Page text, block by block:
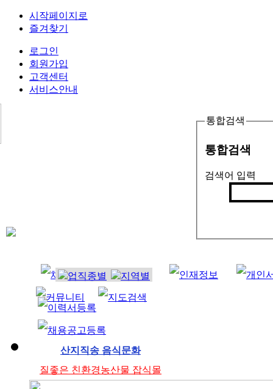
시작페이지로
즐겨찾기
로그인
회원가입
고객센터
서비스안내
통합검색
통합검색
검색어 입력
산지직송 음식문화
질좋은 친환경농산물 잡식몰